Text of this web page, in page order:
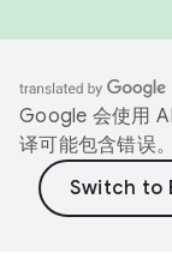
Google 会使用
译可能包含错误。